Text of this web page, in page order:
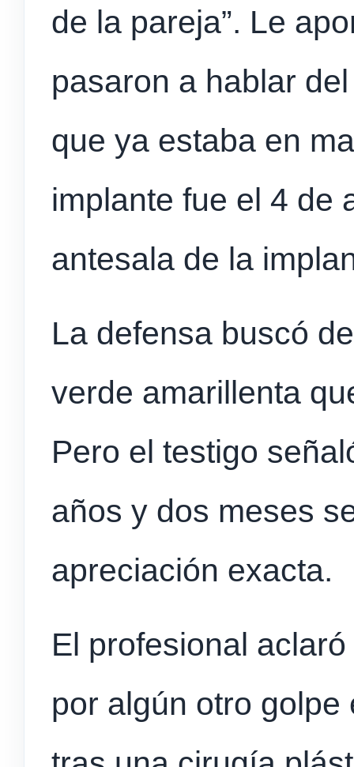
de la pareja”. Le
pasaron a hablar
que ya estaba en
implante fue el 4 de
antesala de la
La defensa buscó
verde amarillenta
Pero el testigo
años y dos meses
apreciación exacta.
El profesional
por algún otro